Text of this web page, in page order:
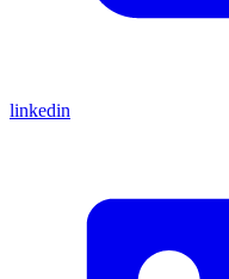
linkedin